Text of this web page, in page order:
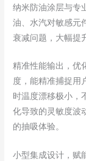
纳米防油涂层与专
油、水汽对敏感元
衰减问题，大幅提
精准性能输出，优
度，能精准捕捉用
时温度漂移极小，
化导致的灵敏度波
的抽吸体验。
小型集成设计，赋